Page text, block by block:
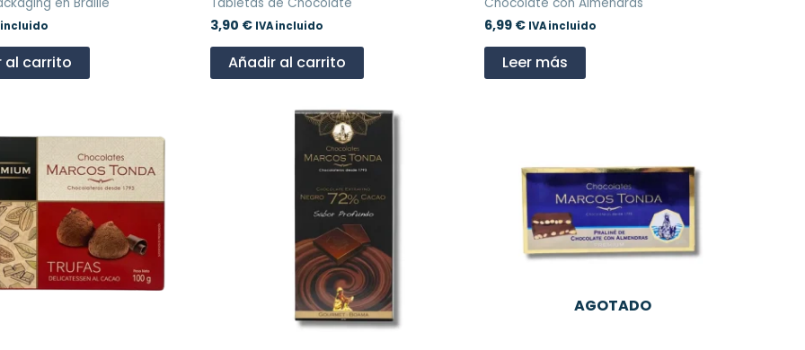
en Braille
incluido
al carrito
Tabletas de Chocolate
3,90 € IVA incluido
Añadir al carrito
AGOTADO
Chocolate con Almendras
6,99 € IVA incluido
Leer más